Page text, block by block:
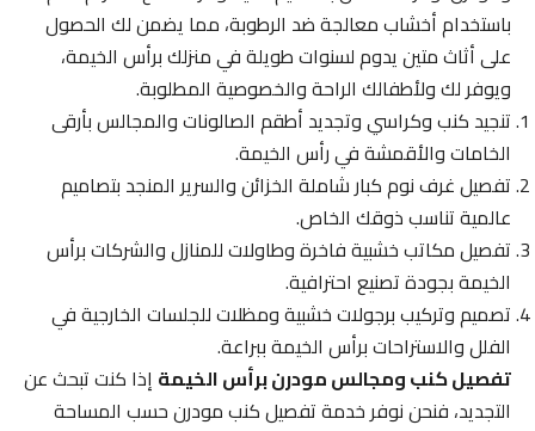
باستخدام أخشاب معالجة ضد الرطوبة، مما يضمن لك الحصول
على أثاث متين يدوم لسنوات طويلة في منزلك برأس الخيمة،
ويوفر لك ولأطفالك الراحة والخصوصية المطلوبة.
تنجيد كنب وكراسي وتجديد أطقم الصالونات والمجالس بأرقى
الخامات والأقمشة في رأس الخيمة.
تفصيل غرف نوم كبار شاملة الخزائن والسرير المنجد بتصاميم
عالمية تناسب ذوقك الخاص.
تفصيل مكاتب خشبية فاخرة وطاولات للمنازل والشركات برأس
الخيمة بجودة تصنيع احترافية.
تصميم وتركيب برجولات خشبية ومظلات للجلسات الخارجية في
الفلل والاستراحات برأس الخيمة ببراعة.
تفصيل كنب ومجالس مودرن برأس الخيمةإذا كنت تبحث عن
التجديد، فنحن نوفر خدمة تفصيل كنب مودرن حسب المساحة